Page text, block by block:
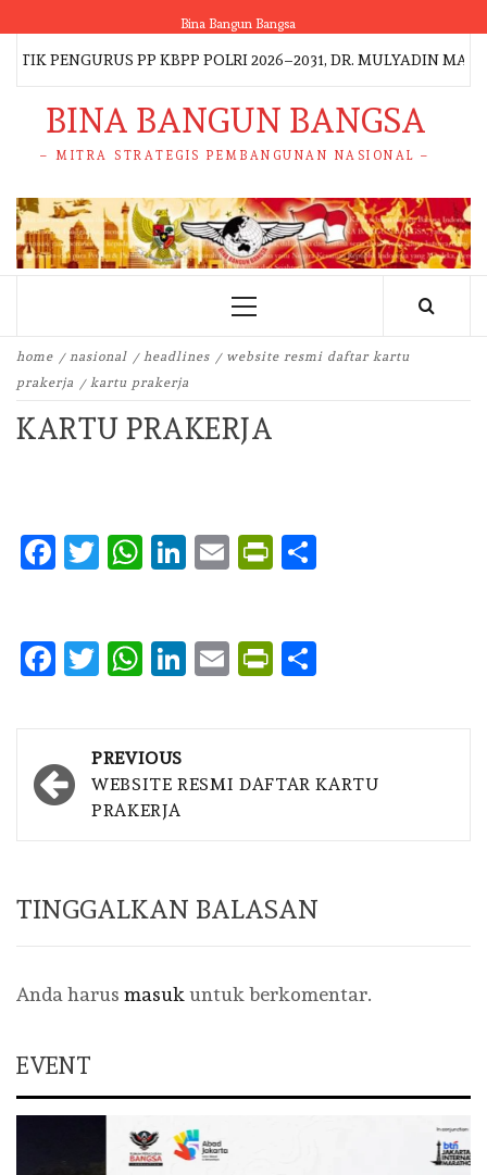
to
content
Bina Bangun Bangsa
PENGURUS PP KBPP POLRI 2026–2031, DR. MULYADIN MALIK
BINA BANGUN BANGSA
– MITRA STRATEGIS PEMBANGUNAN NASIONAL –
Primary
home nasional headlines
website resmi daftar kartu
prakerja
kartu prakerja
KARTU PRAKERJA
Facebook
Twitter
WhatsApp
LinkedIn
EmailPrintFriendly
Facebook
Twitter
WhatsApp
LinkedIn
EmailPrintFriendly
Post
navigation
PREVIOUS
WEBSITE RESMI DAFTAR KARTU
PRAKERJA
TINGGALKAN BALASAN
Anda harus masuk untuk berkomentar.
EVENT